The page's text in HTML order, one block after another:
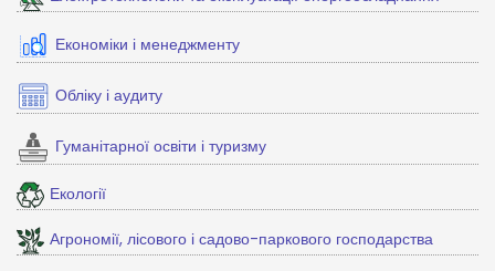
Економіки і менеджменту
Обліку і аудиту
Гуманітарної освіти і туризму
Екології
Агрономії, лісового і садово-паркового господарства